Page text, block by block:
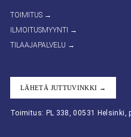
TOIMITUS →
ILMOITUSMYYNTI →
TILAAJAPALVELU →
LÄHETÄ JUTTUVINKKI →
Toimitus: PL 338, 00531 Helsinki,